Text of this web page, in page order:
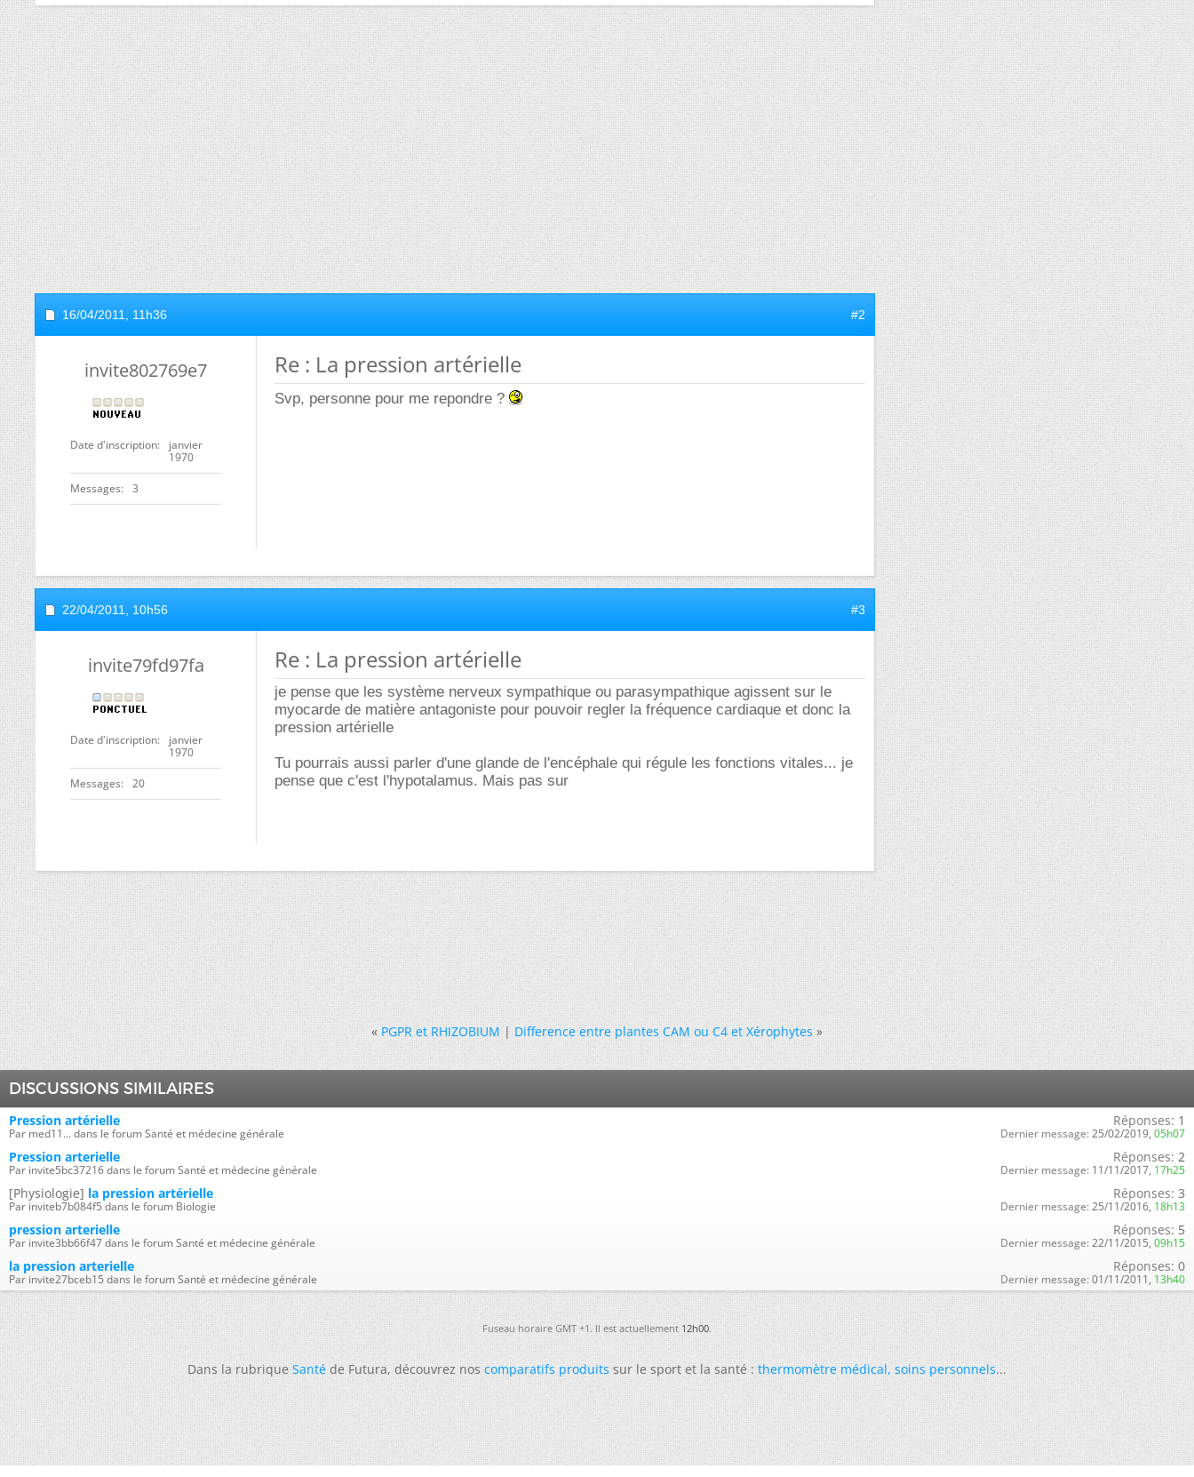
16/04/2011, 11h36 #2
invite802769e7
Date d'inscription
janvier
1970
Messages 3
Re : La pression artérielle
Svp, personne pour me repondre ?
22/04/2011, 10h56 #3
invite79fd97fa
Date d'inscription
janvier
1970
Messages 20
Re : La pression artérielle
je pense que les système nerveux sympathique ou parasympathique agissent sur le
myocarde de matière antagoniste pour pouvoir regler la fréquence cardiaque et donc la
pression artérielle
Tu pourrais aussi parler d'une glande de l'encéphale qui régule les fonctions vitales... je
pense que c'est l'hypotalamus. Mais pas sur
« PGPR et RHIZOBIUM|Difference entre plantes CAM ou C4 et Xérophytes »
DISCUSSIONS SIMILAIRES
Pression artérielle
Par med11... dans le forum Santé et médecine générale
Réponses: 1
Dernier message: 25/02/2019, 05h07
Pression arterielle
Par invite5bc37216 dans le forum Santé et médecine générale
Réponses: 2
Dernier message: 11/11/2017, 17h25
[Physiologie] la pression artérielle
Par inviteb7b084f5 dans le forum Biologie
Réponses: 3
Dernier message: 25/11/2016, 18h13
pression arterielle
Par invite3bb66f47 dans le forum Santé et médecine générale
Réponses: 5
Dernier message: 22/11/2015, 09h15
la pression arterielle
Par invite27bceb15 dans le forum Santé et médecine générale
Réponses: 0
Dernier message: 01/11/2011, 13h40
Fuseau horaire GMT +1. Il est actuellement12h00.
Dans la rubriqueSantéde Futura, découvrez noscomparatifs produitssur le sport et la santé :thermomètre médical,soins personnels...